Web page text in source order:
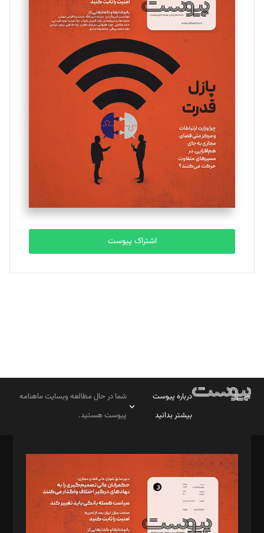
مینا پاکدل
یسنا امان‌پور
تحریریه
ملینا جعفری
تحریریه
مصطفی مسجدی آرانی
تحریریه
بابک نقاش
تحریریه
اشتراک پیوست
درباره پیوست
بیشتر بدانید
شما در حال مطالعه وبسایت ماهنامه
پیوست هستید.
مدیر مسئول: محمدباقر اثنی‌عشری
سردبیر: مهرک محمودی
دبیر تحریریه: میثم قاسمی
د‌بیر ناداستان: سمانه سمیع
د‌بیر خدمت و تجارت: ابوالفضل رجبی